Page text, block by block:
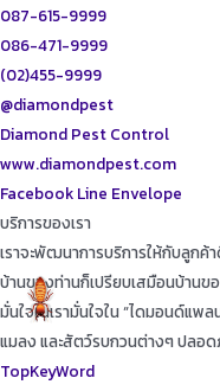
087-615-9999
086-471-9999
(02)455-9999
@diamondpest
Diamond Pest Control
www.diamondpest.com
Facebook Line Envelope
บริการของเรา
เราจะพัฒนาการบริการให้กับลูกค้
บ้านของท่านก็เปรียบเสมือนบ้านขอ
มั่นใจในเรามั่นใจใน “ไดมอนด์แพ
แมลง และสัตว์รบกวนต่างๆ ปลอ
TopKeyWord